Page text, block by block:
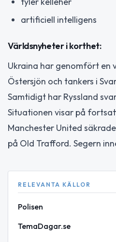
artificiell intelligens
Världsnyheter i korthet:
Ukraina har genomfört en
Östersjön och tankers i
Samtidigt har Ryssland
Situationen visar på
Manchester United
på Old Trafford. Segern
RELEVANTA KÄLLOR
Polisen
TemaDagar.se